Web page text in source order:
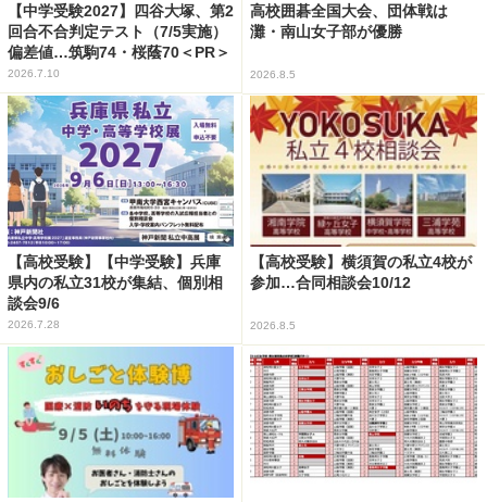
【中学受験2027】四谷大塚、第2
回合不合判定テスト（7/5実施）
偏差値…筑駒74・桜蔭70＜PR＞
2026.7.10
高校囲碁全国大会、団体戦は
灘・南山女子部が優勝
2026.8.5
【高校受験】【中学受験】兵庫
県内の私立31校が集結、個別相
談会9/6
2026.7.28
【高校受験】横須賀の私立4校が
参加…合同相談会10/12
2026.8.5